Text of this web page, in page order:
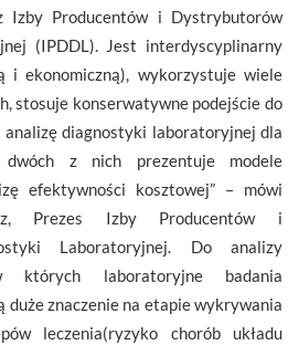
Izby Producentów i Dystrybutorów
(IPDDL). Jest interdyscyplinarny
i ekonomiczną), wykorzystuje wiele
stosuje konserwatywne podejście do
analizę diagnostyki laboratoryjnej dla
z nich prezentuje modele
efektywności kosztowej” – mówi
Prezes Izby Producentów i
Laboratoryjnej. Do analizy
których laboratoryjne badania
duże znaczenie na etapie wykrywania
leczenia(ryzyko chorób układu